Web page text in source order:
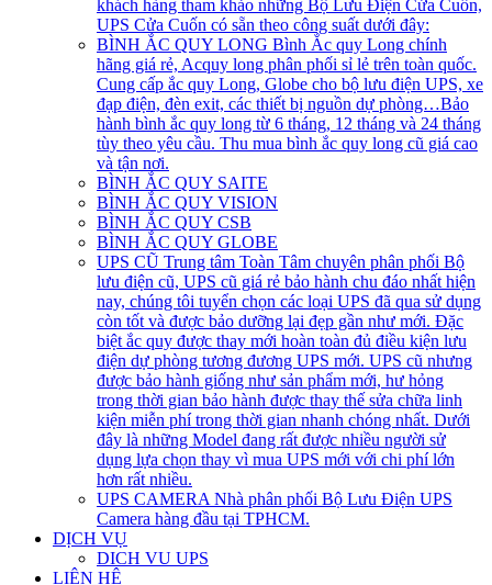
khách hàng tham khảo những Bộ Lưu Điện Cửa Cuốn,
UPS Cửa Cuốn có sẵn theo công suất dưới đây:
BÌNH ẮC QUY LONG Bình Ắc quy Long chính
hãng giá rẻ, Acquy long phân phối sỉ lẻ trên toàn quốc.
Cung cấp ắc quy Long, Globe cho bộ lưu điện UPS, xe
đạp điện, đèn exit, các thiết bị nguồn dự phòng…Bảo
hành bình ắc quy long từ 6 tháng, 12 tháng và 24 tháng
tùy theo yêu cầu. Thu mua bình ắc quy long cũ giá cao
và tận nơi.
BÌNH ẮC QUY SAITE
BÌNH ẮC QUY VISION
BÌNH ẮC QUY CSB
BÌNH ẮC QUY GLOBE
UPS CŨ Trung tâm Toàn Tâm chuyên phân phối Bộ
lưu điện cũ, UPS cũ giá rẻ bảo hành chu đáo nhất hiện
nay, chúng tôi tuyển chọn các loại UPS đã qua sử dụng
còn tốt và được bảo dưỡng lại đẹp gần như mới. Đặc
biệt ắc quy được thay mới hoàn toàn đủ điều kiện lưu
điện dự phòng tương đương UPS mới. UPS cũ nhưng
được bảo hành giống như sản phẩm mới, hư hỏng
trong thời gian bảo hành được thay thế sửa chữa linh
kiện miễn phí trong thời gian nhanh chóng nhất. Dưới
đây là những Model đang rất được nhiều người sử
dụng lựa chọn thay vì mua UPS mới với chi phí lớn
hơn rất nhiều.
UPS CAMERA Nhà phân phối Bộ Lưu Điện UPS
Camera hàng đầu tại TPHCM.
DỊCH VỤ
DICH VU UPS
LIÊN HỆ